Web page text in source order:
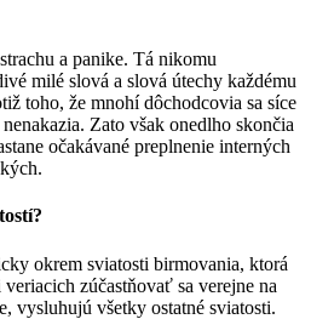
a panike. Tá nikomu
milé slová a slová útechy každému
toho, že mnohí dôchodcovia sa síce
Zato však onedlho skončia
očakávané preplnenie interných
okrem sviatosti birmovania, ktorá
zúčastňovať sa verejne na
vysluhujú všetky ostatné sviatosti.